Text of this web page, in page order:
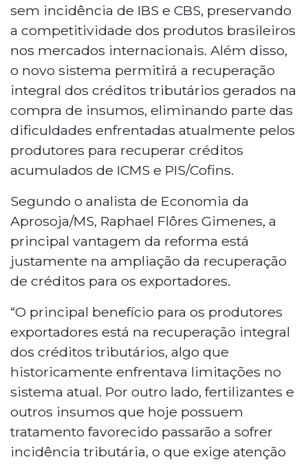
sem incidência de IBS e CBS, preservando
a competitividade dos produtos brasileiros
nos mercados internacionais. Além disso,
o novo sistema permitirá a recuperação
integral dos créditos tributários gerados na
compra de insumos, eliminando parte das
dificuldades enfrentadas atualmente pelos
produtores para recuperar créditos
acumulados de ICMS e PIS/Cofins.
Segundo o analista de Economia da
Aprosoja/MS, Raphael Flôres Gimenes, a
principal vantagem da reforma está
justamente na ampliação da recuperação
de créditos para os exportadores.
“O principal benefício para os produtores
exportadores está na recuperação integral
dos créditos tributários, algo que
historicamente enfrentava limitações no
sistema atual. Por outro lado, fertilizantes e
outros insumos que hoje possuem
tratamento favorecido passarão a sofrer
incidência tributária, o que exige atenção